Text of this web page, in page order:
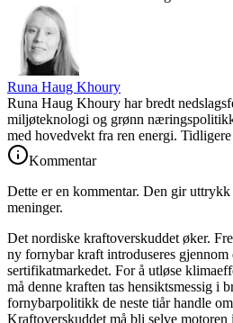
Runa Haug Khoury
Runa Haug Khoury har bredt
miljøteknologi og grønn
med hovedvekt fra ren energi.
Kommentar
Dette er en kommentar. Den gir
meninger.
Det nordiske kraftoverskuddet øker.
ny fornybar kraft introduseres gjennom
sertifikatmarkedet. For å utløse
må denne kraften tas hensiktsmessig i
fornybarpolitikk de neste tiår handle
Kraftoverskuddet må bli selve motoren